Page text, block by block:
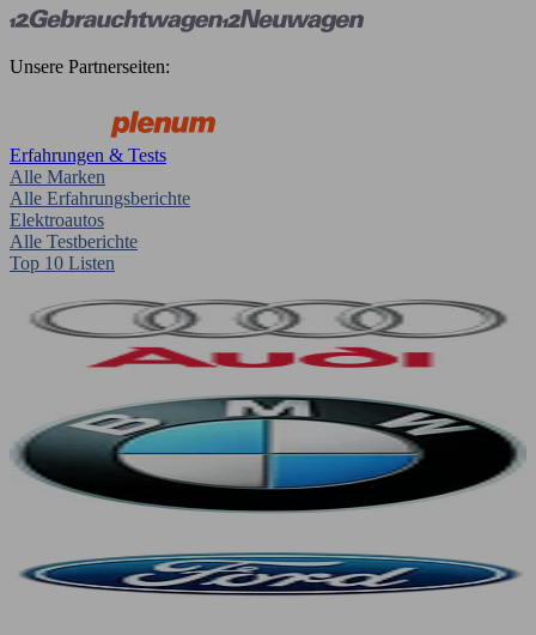
Unsere Partnerseiten:
Erfahrungen & Tests
Alle Marken
Alle Erfahrungsberichte
Elektroautos
Alle Testberichte
Top 10 Listen